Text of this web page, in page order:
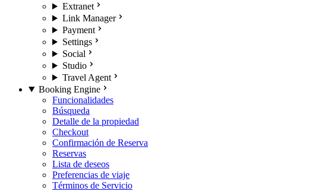
Extranet
Link Manager
Payment
Settings
Social
Studio
Travel Agent
Booking Engine
Funcionalidades
Búsqueda
Detalle de la propiedad
Checkout
Confirmación de Reserva
Reservas
Lista de deseos
Preferencias de viaje
Términos de Servicio